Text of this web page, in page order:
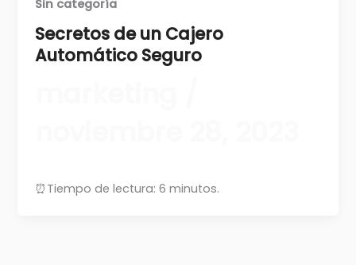
Sin categoría
Secretos de un Cajero
Automático Seguro
⏰Tiempo de lectura: 6 minutos.